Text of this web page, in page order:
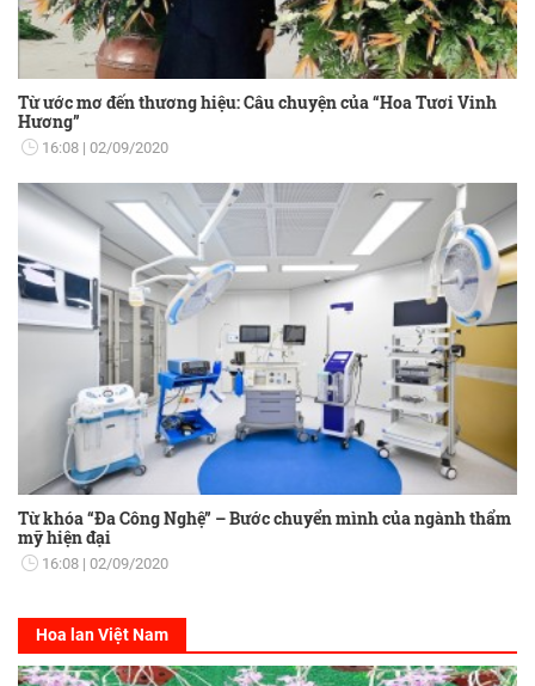
Từ ước mơ đến thương hiệu: Câu chuyện của “Hoa Tươi Vinh
Hương”
16:08 02/09/2020
Từ khóa “Đa Công Nghệ” – Bước chuyển mình của ngành thẩm
mỹ hiện đại
16:08 02/09/2020
Hoa lan Việt Nam